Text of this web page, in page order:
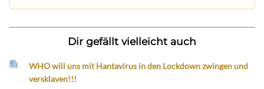
Dir gefällt vielleicht auch
WHO will uns mit Hantavirus in den Lockdown zwingen und
versklaven!!!